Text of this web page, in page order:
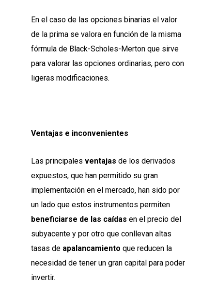
En el caso de las opciones binarias el valor
de la prima se valora en función de la misma
fórmula de Black-Scholes-Merton que sirve
para valorar las opciones ordinarias, pero con
ligeras modificaciones.
Ventajas e inconvenientes
Las principales ventajas de los derivados
expuestos, que han permitido su gran
implementación en el mercado, han sido por
un lado que estos instrumentos permiten
beneficiarse de las caídas en el precio del
subyacente y por otro que conllevan altas
tasas de apalancamiento que reducen la
necesidad de tener un gran capital para poder
invertir.